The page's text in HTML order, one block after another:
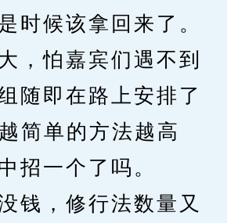
时候该拿回来了。
怕嘉宾们遇不到
随即在路上安排了
简单的方法越高
招一个了吗。
，修行法数量又